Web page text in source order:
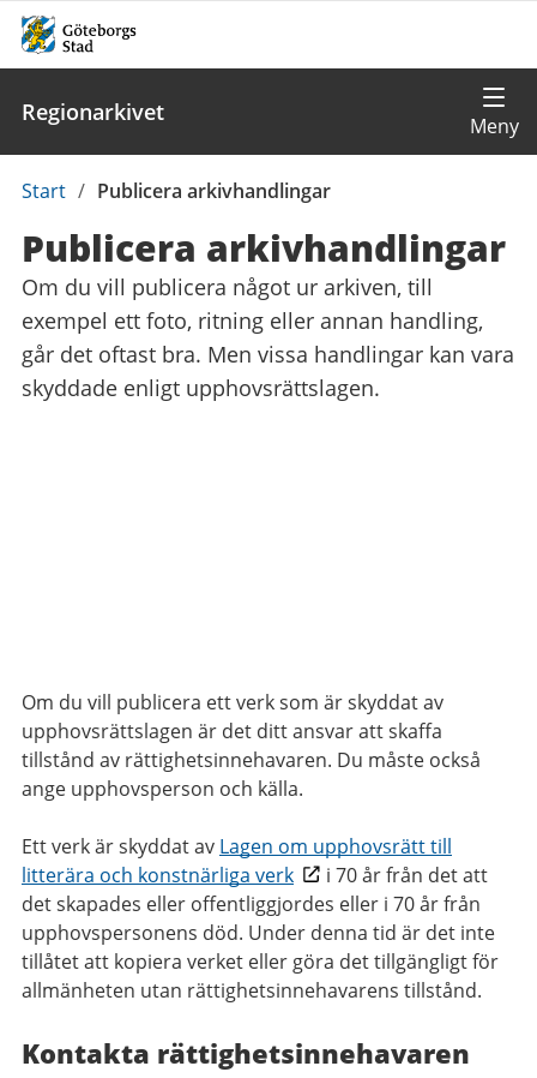
Regionarkivet
Du
här:
Start / Publicera arkivhandlingar
Publicera arkivhandlingar
Om du vill publicera något ur arkiven, till
exempel ett foto, ritning eller annan handling,
går det oftast bra. Men vissa handlingar kan vara
skyddade enligt upphovsrättslagen.
Om du vill publicera ett verk som är skyddat av
upphovsrättslagen är det ditt ansvar att skaffa
tillstånd av rättighetsinnehavaren. Du måste också
ange upphovsperson och källa.
Ett verk är skyddat av Lagen om upphovsrätt till
litterära och konstnärliga verk
i 70 år från det att
det skapades eller offentliggjordes eller i 70 år från
upphovspersonens död. Under denna tid är det inte
tillåtet att kopiera verket eller göra det tillgängligt för
allmänheten utan rättighetsinnehavarens tillstånd.
Kontakta rättighetsinnehavaren